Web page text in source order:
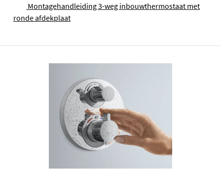
Montagehandleiding 3-weg inbouwthermostaat met
ronde afdekplaat